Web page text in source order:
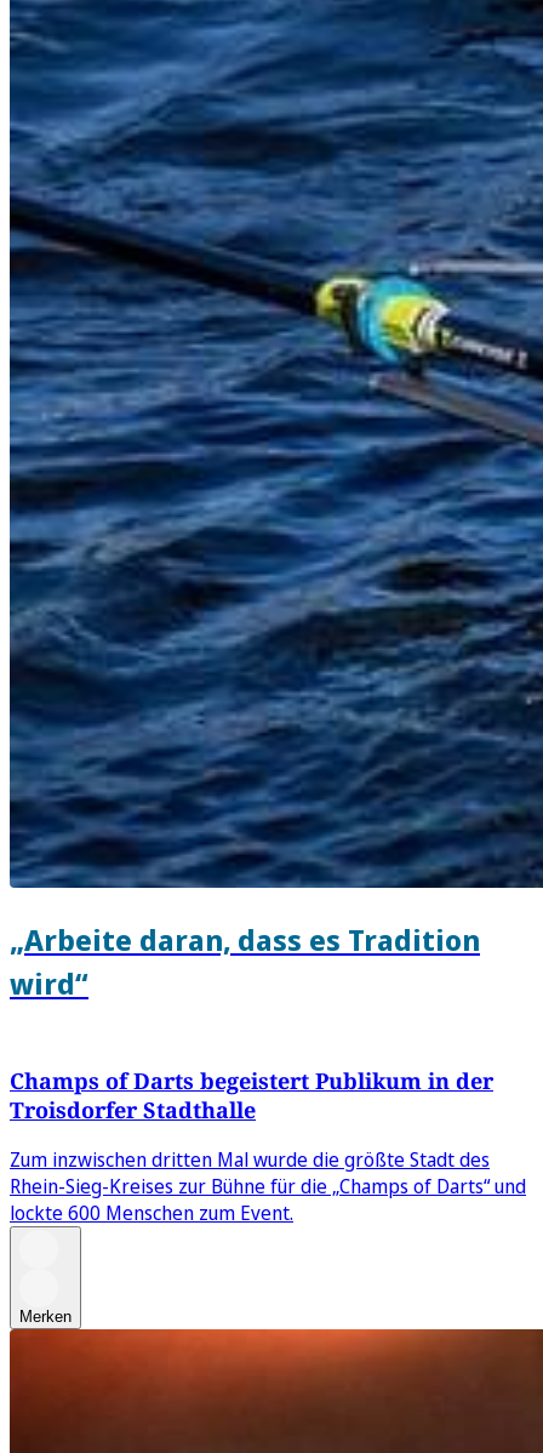
„Arbeite daran, dass es Tradition
wird“
Champs of Darts begeistert Publikum in der
Troisdorfer Stadthalle
Zum inzwischen dritten Mal wurde die größte Stadt des
Rhein-Sieg-Kreises zur Bühne für die „Champs of Darts“ und
lockte 600 Menschen zum Event.
Merken